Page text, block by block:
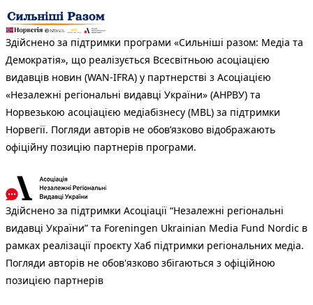
Здійснено за підтримки програми «Сильніші разом: Медіа та
Демократія», що реалізується Всесвітньою асоціацією
видавців новин (WAN-IFRA) у партнерстві з Асоціацією
«Незалежні регіональні видавці України» (АНРВУ) та
Норвезькою асоціацією медіабізнесу (MBL) за підтримки
Норвегії. Погляди авторів не обов’язково відображають
офіційну позицію партнерів програми.
Здійснено за підтримки Асоціації “Незалежні регіональні
видавці України” та Foreningen Ukrainian Media Fund Nordic в
рамках реалізації проєкту Хаб підтримки регіональних медіа.
Погляди авторів не обов'язково збігаються з офіційною
позицією партнерів